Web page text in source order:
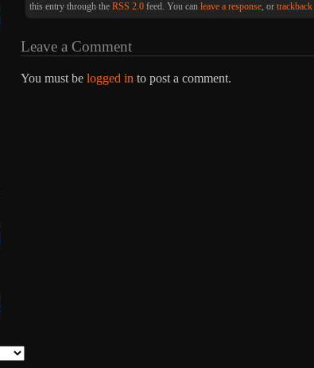
this entry through the RSS 2.0 feed. You can leave a response, or trackback
Leave a Comment
You must be logged in to post a comment.